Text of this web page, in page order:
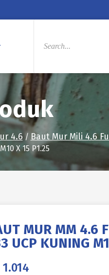
PRODUCTS
4.6 / Baut Mur Mili 4.6
X 15 P1.25
MUR MM 4.6
UCP KUNING
1.014